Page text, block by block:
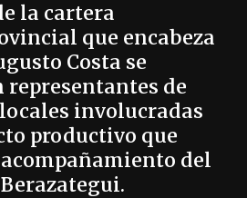
la cartera
que encabeza
Costa se
representantes de
involucradas
productivo que
del